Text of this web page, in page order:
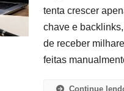
tenta crescer
chave e
de receber
feitas
Continue